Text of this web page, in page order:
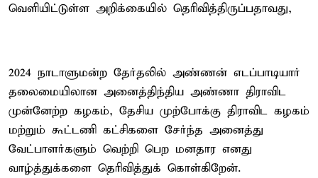
வெளியிட்டுள்ள அறிக்கையில் தெரிவித்திருப்பதாவது,
2024 நாடாளுமன்ற தேர்தலில் அண்ணன் எடப்பாடியார்
தலைமையிலான அனைத்திந்திய அண்ணா திராவிட
முன்னேற்ற கழகம், தேசிய முற்போக்கு திராவிட கழகம்
மற்றும் கூட்டணி கட்சிகளை சேர்ந்த அனைத்து
வேட்பாளர்களும் வெற்றி பெற மனதார எனது
வாழ்த்துக்களை தெரிவித்துக் கொள்கிறேன்.